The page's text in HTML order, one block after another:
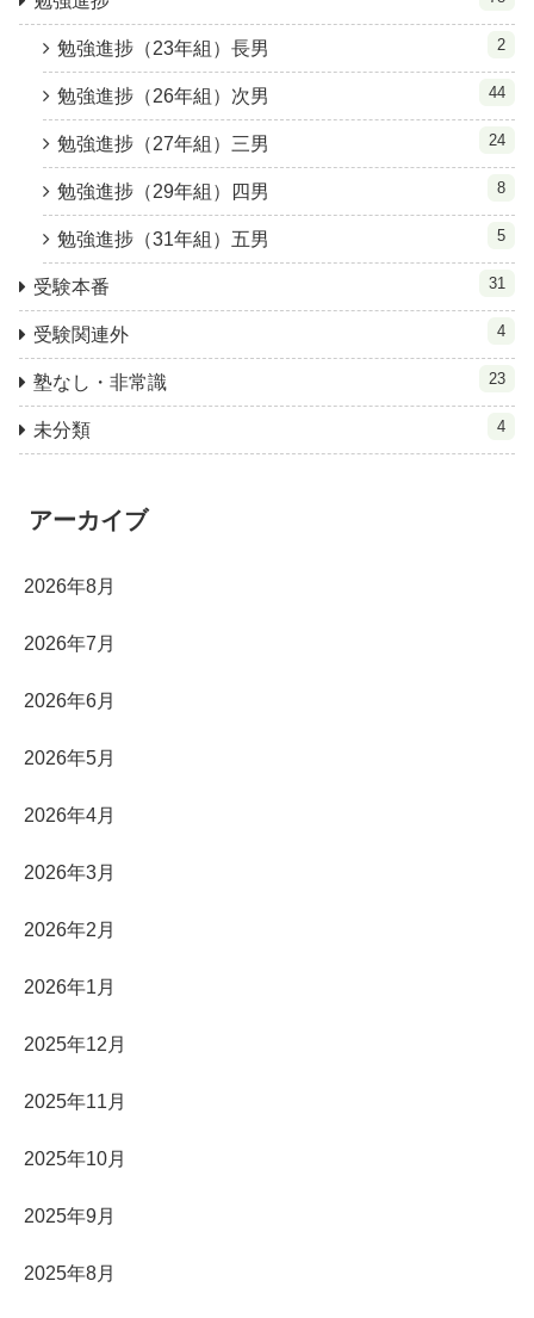
勉強進捗（23年組）長男 2
勉強進捗（26年組）次男 44
勉強進捗（27年組）三男 24
勉強進捗（29年組）四男 8
勉強進捗（31年組）五男 5
受験本番 31
受験関連外 4
塾なし・非常識 23
未分類 4
アーカイブ
2026年8月
2026年7月
2026年6月
2026年5月
2026年4月
2026年3月
2026年2月
2026年1月
2025年12月
2025年11月
2025年10月
2025年9月
2025年8月